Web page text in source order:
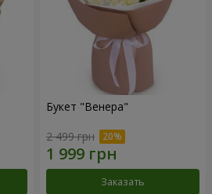
Букет "Венера"
2 499 грн
Заказать